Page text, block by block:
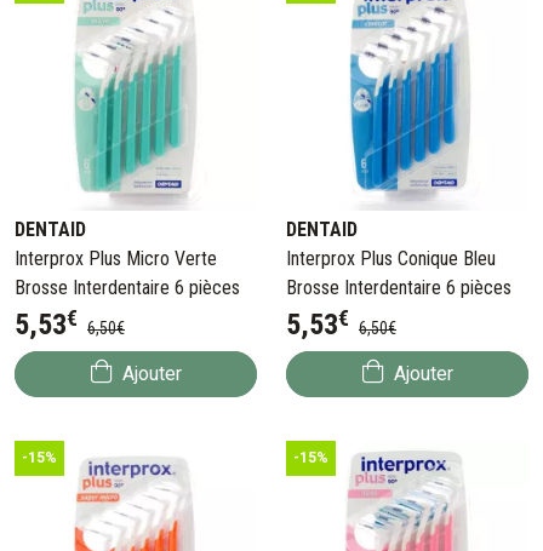
DENTAID
Interprox Plus Micro Verte
Brosse Interdentaire 6 pièces
5,53€ 6,50€
Ajouter
DENTAID
Interprox Plus Conique Bleu
Brosse Interdentaire 6 pièces
5,53€ 6,50€
Ajouter
-15% -15%